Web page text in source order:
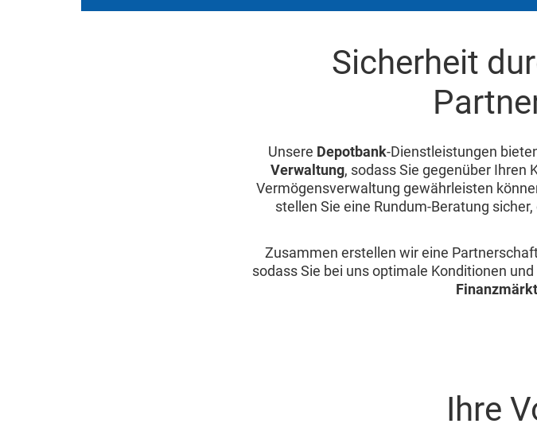
Sicherheit
Unsere Depotbank-Dienstleistungen
Verwaltung, sodass Sie gegenüber Ihren
Vermögensverwaltung gewährleisten
stellen Sie eine Rundum-Beratung
Zusammen erstellen wir eine
sodass Sie bei uns optimale Konditionen
Ihre